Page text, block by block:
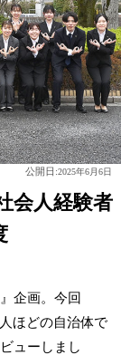
公開日:2025年6月6日
会人経験者
企画。今回
ほどの自治体で
ューしまし